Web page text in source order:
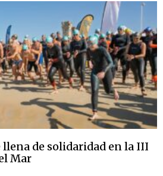
llena de solidaridad en la III
Mar